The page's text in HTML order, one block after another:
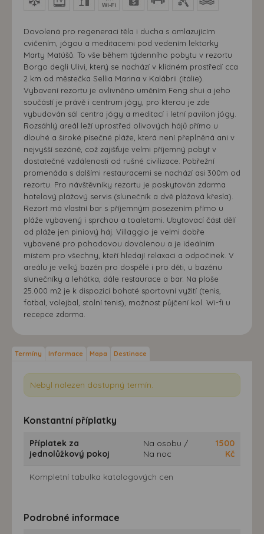
Dovolená pro regeneraci těla i ducha s omlazujícím
cvičením, jógou a meditacemi pod vedením lektorky
Marty Matúšů. To vše během týdenního pobytu v rezortu
Borgo degli Ulivi, který se nachází v klidném prostředí cca
2 km od městečka Sellia Marina v Kalábrii (Itálie).
Vybavení rezortu je ovlivněno uměním Feng shui a jeho
součástí je právě i centrum jógy, pro kterou je zde
vybudován sál centra jógy a meditací i letní pavilon jógy.
Rozsáhlý areál leží uprostřed olivových hájů přímo u
dlouhé a široké písečné pláže, která není přeplněná ani v
nejvyšší sezóně, což zajišťuje velmi příjemný pobyt v
dostatečné vzdálenosti od rušné civilizace. Pobřežní
promenáda s dalšími restauracemi se nachází asi 300m od
rezortu. Pro návštěvníky rezortu je poskytován zdarma
hotelový plážový servis (slunečník a dvě plážová křesla).
Rezort má vlastní bar s příjemným posezením přímo u
pláže vybavený i sprchou a toaletami. Ubytovací část dělí
od pláže jen piniový háj. Villaggio je velmi dobře
vybavené pro pohodovou dovolenou a je ideálním
místem pro všechny, kteří hledají relaxaci a odpočinek. V
areálu je velký bazén pro dospělé i pro děti, u bazénu
slunečníky a lehátka, dále restaurace a bar. Na ploše
25.000 m2 je k dispozici bohaté sportovní vyžití (tenis,
fotbal, volejbal, stolní tenis), možnost půjčení kol. Wi-fi u
recepce zdarma.
Termíny Informace Mapa Destinace
Nebyl nalezen dostupný termín.
Konstantní příplatky
Příplatek za
jednolůžkový pokoj
Na osobu /
Na noc
1500
Kč
Kompletní tabulka katalogových cen
Podrobné informace